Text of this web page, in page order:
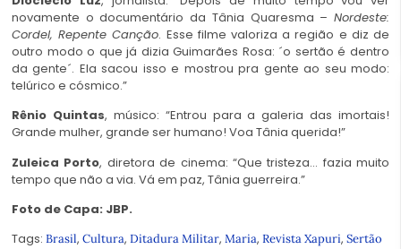
novamente o documentário da Tânia Quaresma – Nordeste:
Cordel, Repente Canção. Esse filme valoriza a região e diz de
outro modo o que já dizia Guimarães Rosa: ´o sertão é dentro
da gente´. Ela sacou isso e mostrou pra gente ao seu modo:
telúrico e cósmico.”
Rênio Quintas, músico: “Entrou para a galeria das imortais!
Grande mulher, grande ser humano! Voa Tânia querida!”
Zuleica Porto, diretora de cinema: “Que tristeza… fazia muito
tempo que não a via. Vá em paz, Tânia guerreira.”
Foto de Capa: JBP.
Tags: Brasil, Cultura, Ditadura Militar, Maria, Revista Xapuri, Sertão